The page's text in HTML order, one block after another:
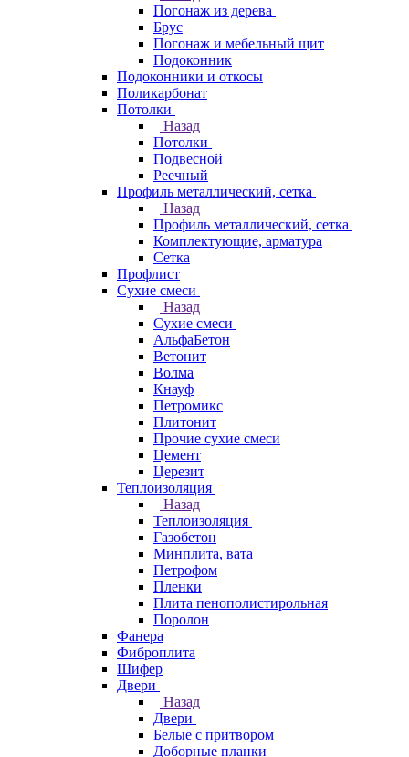
Погонаж из дерева
Брус
Погонаж и мебельный щит
Подоконник
Подоконники и откосы
Поликарбонат
Потолки
Назад
Потолки
Подвесной
Реечный
Профиль металлический, сетка
Назад
Профиль металлический, сетка
Комплектующие, арматура
Сетка
Профлист
Сухие смеси
Назад
Сухие смеси
АльфаБетон
Ветонит
Волма
Кнауф
Петромикс
Плитонит
Прочие сухие смеси
Цемент
Церезит
Теплоизоляция
Назад
Теплоизоляция
Газобетон
Минплита, вата
Петрофом
Пленки
Плита пенополистирольная
Поролон
Фанера
Фиброплита
Шифер
Двери
Назад
Двери
Белые с притвором
Доборные планки